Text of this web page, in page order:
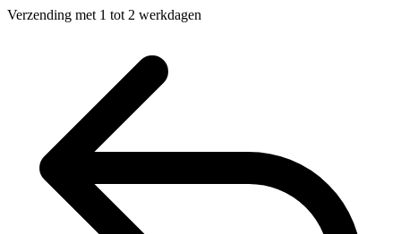
Verzending met 1 tot 2 werkdagen